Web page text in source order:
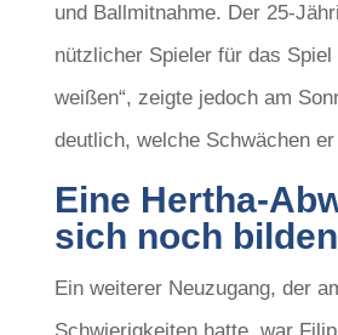
und Ballmitnahme. Der 25-
nützlicher Spieler für das Spiel
weißen“, zeigte jedoch am
deutlich, welche Schwächen
Eine Hertha-
sich noch
Ein weiterer Neuzugang, der